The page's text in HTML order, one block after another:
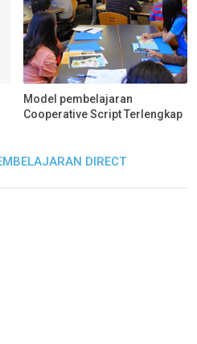
Model pembelajaran
Cooperative Script Terlengkap
DIRECT